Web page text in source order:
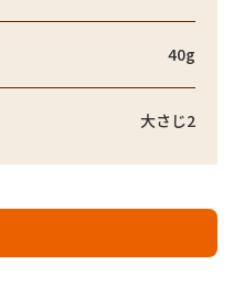
40g
大さじ2